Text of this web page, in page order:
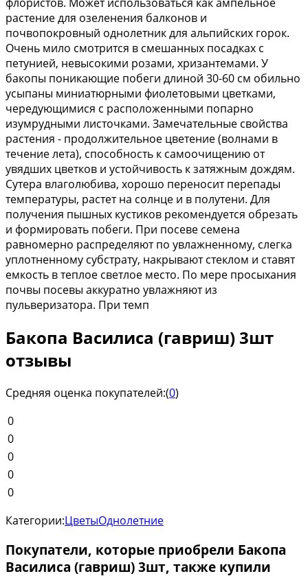
флористов. Может использоваться как ампельное
растение для озеленения балконов и
почвопокровный однолетник для альпийских горок.
Очень мило смотрится в смешанных посадках с
петунией, невысокими розами, хризантемами. У
бакопы поникающие побеги длиной 30-60 см обильно
усыпаны миниатюрными фиолетовыми цветками,
чередующимися с расположенными попарно
изумрудными листочками. Замечательные свойства
растения - продолжительное цветение (волнами в
течение лета), способность к самоочищению от
увядших цветков и устойчивость к затяжным дождям.
Сутера влаголюбива, хорошо переносит перепады
температуры, растет на солнце и в полутени. Для
получения пышных кустиков рекомендуется обрезать
и формировать побеги. При посеве семена
равномерно распределяют по увлажненному, слегка
уплотненному субстрату, накрывают стеклом и ставят
емкость в теплое светлое место. По мере просыхания
почвы посевы аккуратно увлажняют из
пульверизатора. При темп
Бакопа Василиса (гавриш) 3шт
отзывы
Средняя оценка покупателей:(0)
0
0
0
0
0
Категории:ЦветыОднолетние
Покупатели, которые приобрели Бакопа
Василиса (гавриш) 3шт, также купили